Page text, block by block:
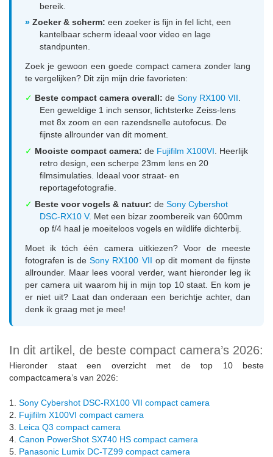
bereik.
» Zoeker & scherm: een zoeker is fijn in fel licht, een
kantelbaar scherm ideaal voor video en lage
standpunten.
Zoek je gewoon een goede compact camera zonder lang
te vergelijken? Dit zijn mijn drie favorieten:
✓ Beste compact camera overall: de Sony RX100 VII
Een geweldige 1 inch sensor, lichtsterke Zeiss-lens
met 8x zoom en een razendsnelle autofocus. De
fijnste allrounder van dit moment.
✓ Mooiste compact camera: de Fujifilm X100VI . Heerlijk
retro design, een scherpe 23mm lens en 20
filmsimulaties. Ideaal voor straat- en
reportagefotografie.
✓ Beste voor vogels & natuur: de Sony Cybershot
DSC-RX10 V. Met een bizar zoombereik van 600mm
op f/4 haal je moeiteloos vogels en wildlife dichterbij.
Moet ik tóch één camera uitkiezen? Voor de meeste
fotografen is deSony RX100 VII op dit moment de fijnste
allrounder. Maar lees vooral verder, want hieronder leg ik
per camera uit waarom hij in mijn top 10 staat. En kom je
er niet uit? Laat dan onderaan een berichtje achter, dan
denk ik graag met je mee!
In dit artikel, de beste compact camera’s 2026:
Hieronder staat een overzicht met de top 10 beste
compactcamera’s van 2026:
1. Sony Cybershot DSC-RX100 VII compact camera
2. Fujifilm X100VI compact camera
3. Leica Q3 compact camera
4. Canon PowerShot SX740 HS compact camera
5. Panasonic Lumix DC-TZ99 compact camera